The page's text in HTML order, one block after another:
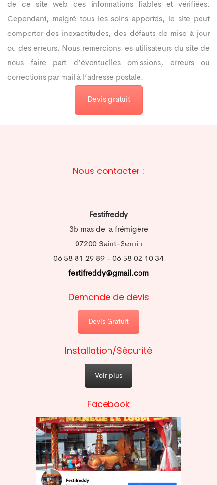
de ce site web des informations fiables et vérifiées.
Cependant, malgré tous les soins apportés, le site peut
comporter des inexactitudes, des défauts de mise à jour
ou des erreurs. Nous remercions les utilisateurs du site de
nous faire part d’éventuelles omissions, erreurs ou
corrections par mail à l’adresse postale.
Devis gratuit
Nous contacter :
Festifreddy
3b mas de la frémigère
07200 Saint-Sernin
06 58 81 29 89 - 06 58 02 10 34
festifreddy@gmail.com
Demande de devis
Devis Gratuit
Installation/Sécurité
Voir plus
Facebook